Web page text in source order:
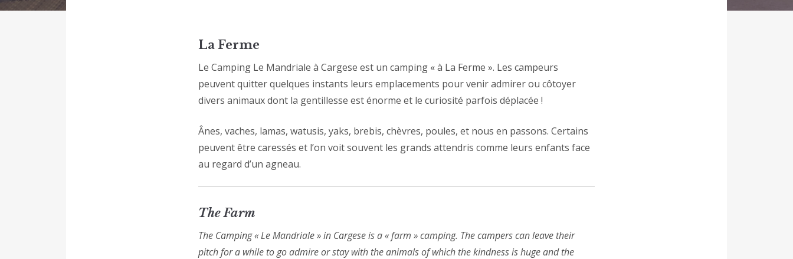
La Ferme
Le Camping Le Mandriale à Cargese est un camping « à La Ferme ». Les campeurs
peuvent quitter quelques instants leurs emplacements pour venir admirer ou côtoyer
divers animaux dont la gentillesse est énorme et le curiosité parfois déplacée !
Ânes, vaches, lamas, watusis, yaks, brebis, chèvres, poules, et nous en passons. Certains
peuvent être caressés et l’on voit souvent les grands attendris comme leurs enfants face
au regard d’un agneau.
The Farm
The Camping « Le Mandriale » in Cargese is a « farm » camping. The campers can leave their
pitch for a while to go admire or stay with the animals of which the kindness is huge and the